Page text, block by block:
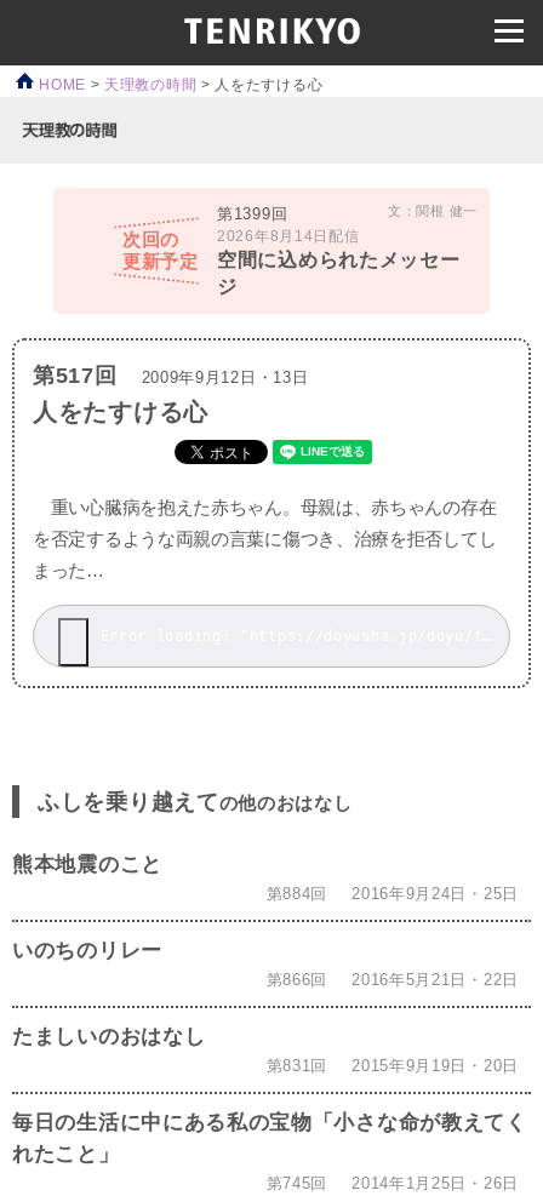
HOME > 天理教の時間 > 人をたすける心
次回の
更新予定
第1399回
2026年8月14日配信
空間に込められたメッセー
ジ
文：関根 健一
第517回 2009年9月12日・13日
人をたすける心
重い心臓病を抱えた赤ちゃん。母親は、赤ちゃんの存在
を否定するような両親の言葉に傷つき、治療を拒否してし
まった…
ふしを乗り越えての他のおはなし
熊本地震のこと
第884回 2016年9月24日・25日
いのちのリレー
第866回 2016年5月21日・22日
たましいのおはなし
第831回 2015年9月19日・20日
毎日の生活に中にある私の宝物「小さな命が教えてく
れたこと」
第745回 2014年1月25日・26日